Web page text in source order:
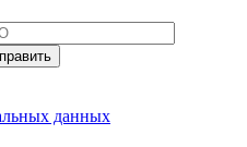
данных